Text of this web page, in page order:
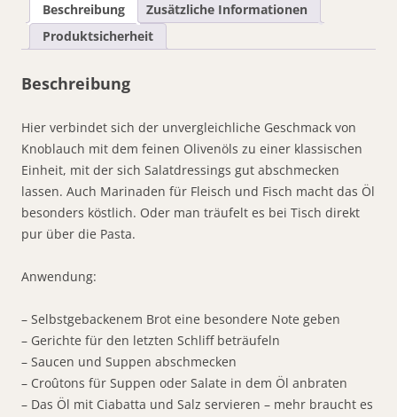
Beschreibung
Zusätzliche Informationen
Produktsicherheit
Beschreibung
Hier verbindet sich der unvergleichliche Geschmack von
Knoblauch mit dem feinen Olivenöls zu einer klassischen
Einheit, mit der sich Salatdressings gut abschmecken
lassen. Auch Marinaden für Fleisch und Fisch macht das Öl
besonders köstlich. Oder man träufelt es bei Tisch direkt
pur über die Pasta.
Anwendung:
– Selbstgebackenem Brot eine besondere Note geben
– Gerichte für den letzten Schliff beträufeln
– Saucen und Suppen abschmecken
– Croûtons für Suppen oder Salate in dem Öl anbraten
– Das Öl mit Ciabatta und Salz servieren – mehr braucht es